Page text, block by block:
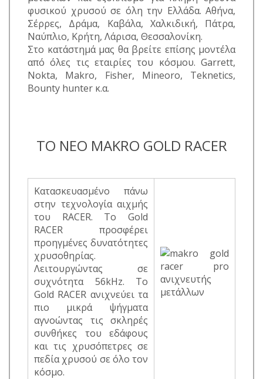
φυσικού χρυσού σε όλη την Ελλάδα. Αθήνα,
Σέρρες, Δράμα, Καβάλα, Χαλκιδική, Πάτρα,
Ναύπλιο, Κρήτη, Λάρισα, Θεσσαλονίκη.
Στο κατάστημά μας θα βρείτε επίσης μοντέλα
από όλες τις εταιρίες του κόσμου. Garrett,
Nokta, Makro, Fisher, Mineoro, Teknetics,
Bounty hunter κ.α.
TO NEO MAKRO GOLD RACER
Κατασκευασμένο πάνω
στην τεχνολογία αιχμής
του RACER. Το Gold
RACER προσφέρει
προηγμένες δυνατότητες
χρυσοθηρίας.
Λειτουργώντας σε
συχνότητα 56kHz. Το
Gold RACER ανιχνεύει τα
πιο μικρά ψήγματα
αγνοώντας τις σκληρές
συνθήκες του εδάφους
και τις χρυσόπετρες σε
πεδία χρυσού σε όλο τον
κόσμο.